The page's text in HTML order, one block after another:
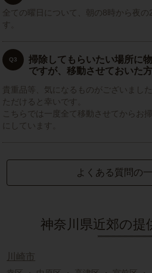
全ての曜日について、朝の8時から夜の
す。
Q3
掃除してもらいたい場所に
ですが、移動させておいた
貴重品等、気になるものがございまし
ただけると幸いです。
こちらでは一度全て移動させてからお
にしています。
よくある質問の
神奈川県近郊の提
川崎市